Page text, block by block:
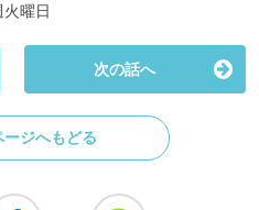
火曜日
次の話へ
ジへもどる